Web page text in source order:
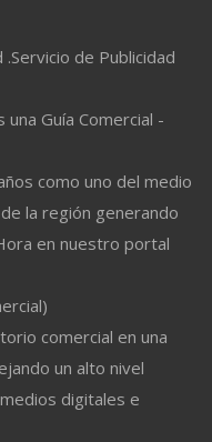
de Publicidad
Guía Comercial -
como uno del medio
la región generando
en nuestro portal
comercial en una
un alto nivel
digitales e